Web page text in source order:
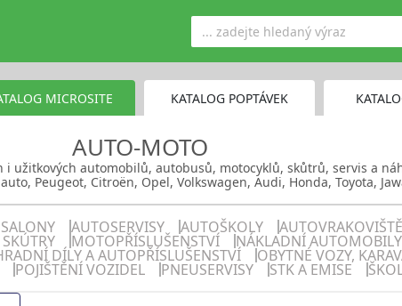
MICROSITE KATALOG POPTÁVEK
AUTO-MOTO
užitkových automobilů, autobusů, motocyklů, skůtrů, servis a
Peugeot, Citroën, Opel, Volkswagen, Audi, Honda, Toyota,
AUTOSERVISY AUTOŠKOLY AUTOVRAKOVIŠTĚ
MOTOPŘÍSLUŠENSTVÍ NÁKLADNÍ AUTOMOBILY
DÍLY A AUTOPŘÍSLUŠENSTVÍ OBYTNÉ VOZY,
POJIŠTĚNÍ VOZIDEL PNEUSERVISY STK A EMISE